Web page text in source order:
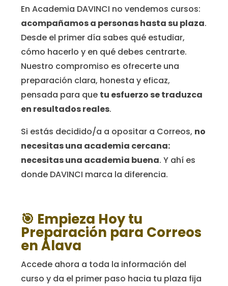
En Academia DAVINCI no vendemos cursos:
acompañamos a personas hasta su plaza.
Desde el primer día sabes qué estudiar,
cómo hacerlo y en qué debes centrarte.
Nuestro compromiso es ofrecerte una
preparación clara, honesta y eficaz,
pensada para que tu esfuerzo se traduzca
en resultados reales.
Si estás decidido/a a opositar a Correos, no
necesitas una academia cercana:
necesitas una academia buena. Y ahí es
donde DAVINCI marca la diferencia.
🎯 Empieza Hoy tu
Preparación para Correos
en Álava
Accede ahora a toda la información del
curso y da el primer paso hacia tu plaza fija